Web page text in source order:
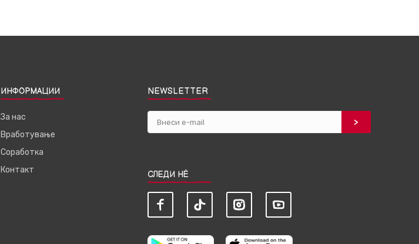
ИНФОРМАЦИИ
За нас
Вработување
Соработка
Контакт
NEWSLETTER
СЛЕДИ НЀ